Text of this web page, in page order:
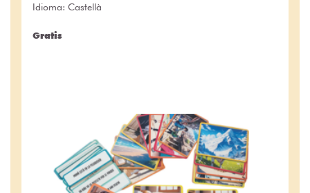
Idioma: Castellà
Gratis